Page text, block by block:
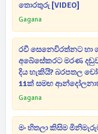
තොරතුරු [VIDEO]
Gagana
රවී සෙනෙවිරත්නට හා
අබේසේකරට මරණ
දිය හැකියි? බරපතල
11ක් සමඟ
ප්‍රකාශයක් [VIDEO]
Gagana
මං හිතලා කිසිම